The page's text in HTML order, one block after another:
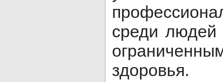
среди людей
здоровья.